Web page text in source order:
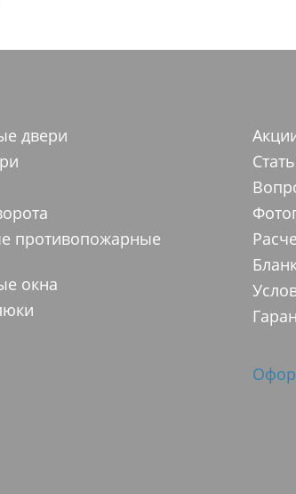
двери
противопожарные
окна